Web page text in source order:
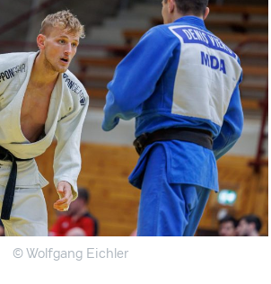
© Wolfgang Eichler